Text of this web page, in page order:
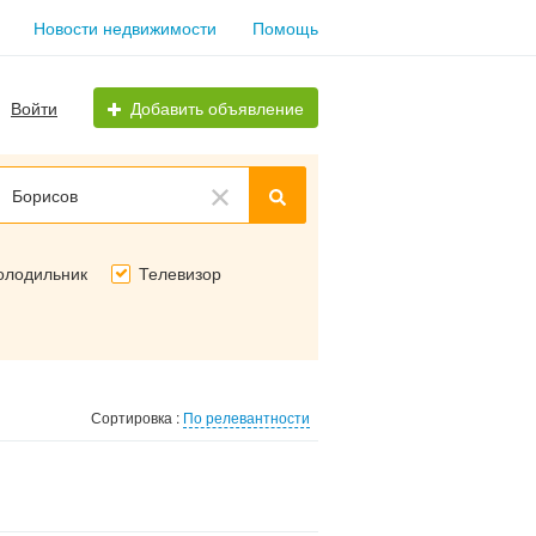
Новости недвижимости Помощь
Войти Добавить объявление
Борисов
Телевизор
Сортировка : По релевантности